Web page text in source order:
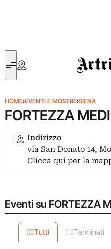
Artribune
HOME›EVENTI E MOSTRE›SIENA
FORTEZZA
Indirizzo
via San Donato 14,
Clicca qui per la
Eventi su FORTEZZA
Tutti Terminati